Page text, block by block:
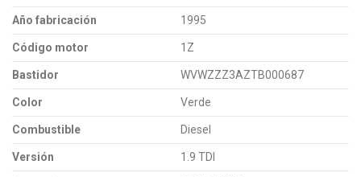
Año fabricación 1995
Código motor 1Z
Bastidor WVWZZZ3AZTB000687
Color Verde
Combustible Diesel
Versión 1.9 TDI